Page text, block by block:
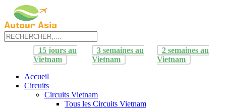
15 jours au
Vietnam
3 semaines au
Vietnam
2 semaines au
Vietnam
Accueil
Circuits
Circuits Vietnam
Tous les Circuits Vietnam